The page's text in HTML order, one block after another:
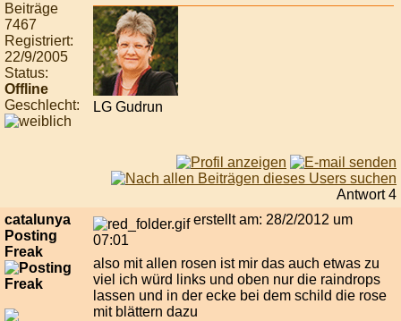
Beiträge
7467
Registriert:
22/9/2005
Status:
Offline
Geschlecht:
LG Gudrun
Antwort 4
catalunya
Posting
Freak
erstellt am: 28/2/2012 um
07:01
also mit allen rosen ist mir das auch etwas zu
viel ich würd links und oben nur die raindrops
lassen und in der ecke bei dem schild die rose
mit blättern dazu